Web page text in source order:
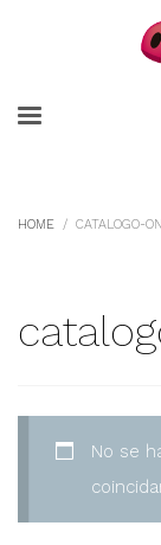
HOME CATALOGO-
No se